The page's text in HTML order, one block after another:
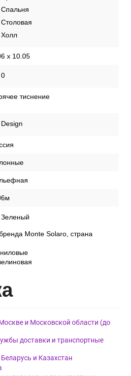
Спальня
Столовая
Холл
x 10.05
0
тиснение
Design
Зеленый
Monte Solaro, страна
и Московской области (до
доставки и транспортные
и Казахстан